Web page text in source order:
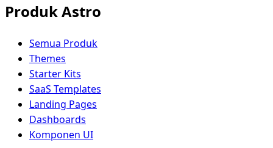
Produk Astro
Semua Produk
Themes
Starter Kits
SaaS Templates
Landing Pages
Dashboards
Komponen UI